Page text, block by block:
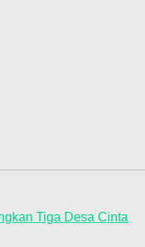
Tiga Desa Cinta